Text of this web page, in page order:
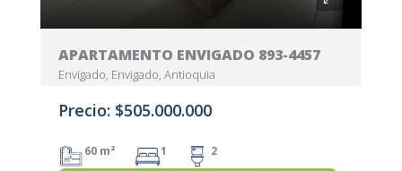
APARTAMENTO ENVIGADO 893-4457
Envigado, Envigado, Antioquia
Precio: $505.000.000
60 m² 1 2